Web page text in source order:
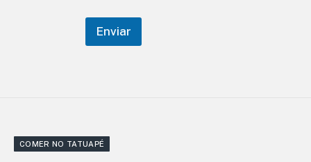
Enviar
COMER NO TATUAPÉ